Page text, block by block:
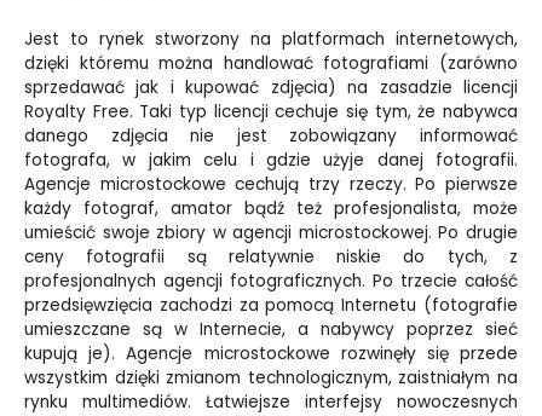
Jest to rynek stworzony na platformach internetowych,
dzięki któremu można handlować fotografiami (zarówno
sprzedawać jak i kupować zdjęcia) na zasadzie licencji
Royalty Free. Taki typ licencji cechuje się tym, że nabywca
danego zdjęcia nie jest zobowiązany informować
fotografa, w jakim celu i gdzie użyje danej fotografii.
Agencje microstockowe cechują trzy rzeczy. Po pierwsze
każdy fotograf, amator bądź też profesjonalista, może
umieścić swoje zbiory w agencji microstockowej. Po drugie
ceny fotografii są relatywnie niskie do tych, z
profesjonalnych agencji fotograficznych. Po trzecie całość
przedsięwzięcia zachodzi za pomocą Internetu (fotografie
umieszczane są w Internecie, a nabywcy poprzez sieć
kupują je). Agencje microstockowe rozwinęły się przede
wszystkim dzięki zmianom technologicznym, zaistniałym na
rynku multimediów. Łatwiejsze interfejsy nowoczesnych